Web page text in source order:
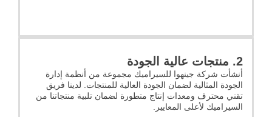
2. منتجات عالية الجودة
أنشأت شركة جينهوا للسيراميك مجموعة من أنظمة إدارة
الجودة المثالية لضمان الجودة العالية للمنتجات. لدينا فريق
تقني محترف ومعدات إنتاج متطورة لضمان تلبية منتجاتنا من
السيراميك لأعلى المعايير.